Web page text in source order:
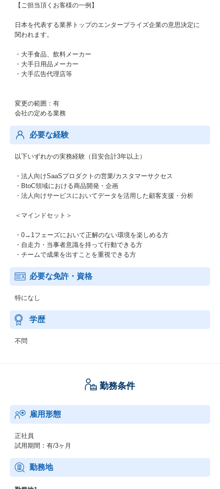
【ご担当頂くお客様の一例】
日本を代表する業界トップのエンタープライズ企業の意思決定に
関われます。
・大手食品、飲料メーカー
・大手日用品メーカー
・大手広告代理店等
変更の範囲：有
会社の定める業務
必要な経験
以下いずれかの実務経験（目安合計3年以上）
・法人向けSaaSプロダクトの営業/カスタマーサクセス
・BtoC領域における商品開発・企画
・法人向けサービスにおいてデータを活用した顧客支援・分析
＜マインドセット＞
・0→1フェーズにおいて正解のない環境を楽しめる方
・自走力・当事者意識を持って行動できる方
・チームで成果を出すことを重視できる方
必要な免許・資格
特になし
学歴
不問
勤務条件
雇用形態
正社員
試用期間：有/3ヶ月
勤務地